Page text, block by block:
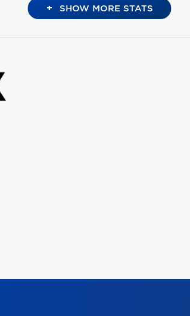
+ SHOW MORE STATS